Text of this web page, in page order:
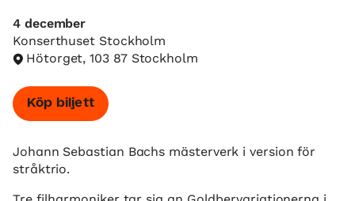
4 december
Konserthuset Stockholm
Hötorget, 103 87 Stockholm
Köp biljett
Johann Sebastian Bachs mästerverk i version för
stråktrio.